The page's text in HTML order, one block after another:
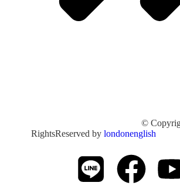
© Copyright
RightsReserved by londonenglish